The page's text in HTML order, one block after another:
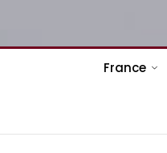
France